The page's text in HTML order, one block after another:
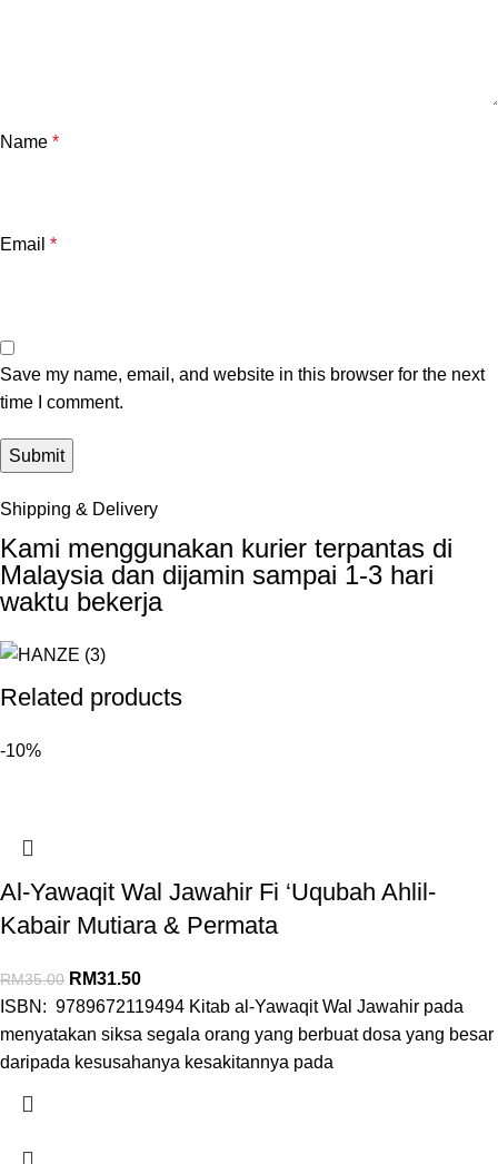
Name *
Email *
Save my name, email, and website in this browser for the next
time I comment.
Shipping & Delivery
Kami menggunakan kurier terpantas di
Malaysia dan dijamin sampai 1-3 hari
waktu bekerja
Related products
-10%
Al-Yawaqit Wal Jawahir Fi ‘Uqubah Ahlil-
Kabair Mutiara & Permata
RM35.00 RM31.50
ISBN: 9789672119494 Kitab al-Yawaqit Wal Jawahir pada
menyatakan siksa segala orang yang berbuat dosa yang besar
daripada kesusahanya kesakitannya pada